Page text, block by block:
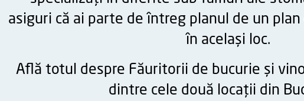
asiguri că ai parte de întreg planul de un
în același loc.
Află totul despre Făuritorii de bucurie și
dintre cele două locații din